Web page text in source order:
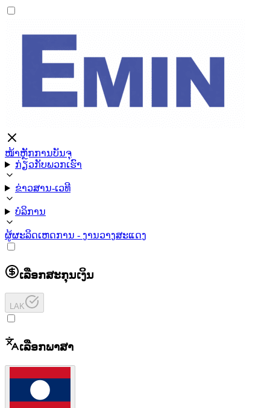
ໜ້າຫຼັກການບັນຈຸ
ກ່ຽວກັບພວກເຮົາ
ຂ່າວສານ-ເວທີ
ບໍລິການ
ຜູ້ຜະລິດເຫດການ - ງານວາງສະແດງ
ເລືອກສະກຸນເງິນ
LAK
ເລືອກພາສາ